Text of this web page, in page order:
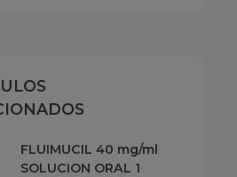
FLUIMUCIL 40 mg/ml
SOLUCION ORAL 1